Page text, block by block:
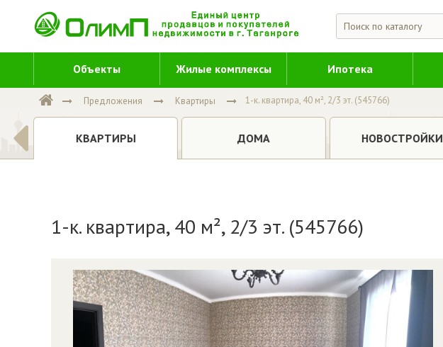
Объекты Жилые комплексы Ипотека
Предложения Квартиры 1-к. квартира, 40 м², 2/3 эт. (545766)
КВАРТИРЫ ДОМА НОВОСТРОЙКИ
1-к. квартира, 40 м², 2/3 эт. (545766)